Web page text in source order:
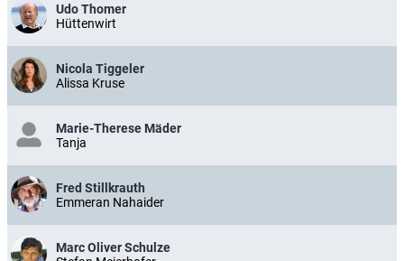
Udo Thomer
Hüttenwirt
Nicola Tiggeler
Alissa Kruse
Marie-Therese Mäder
Tanja
Fred Stillkrauth
Emmeran Nahaider
Marc Oliver Schulze